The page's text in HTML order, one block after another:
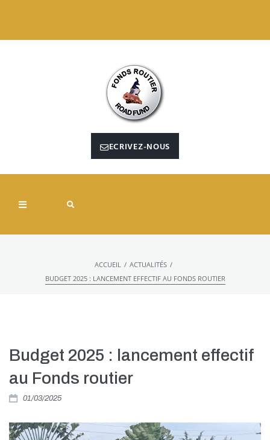
ECRIVEZ-NOUS
ACCUEIL / ACTUALITÉS /
BUDGET 2025 : LANCEMENT EFFECTIF AU FONDS ROUTIER
Budget 2025 : lancement effectif
au Fonds routier
01/03/2025